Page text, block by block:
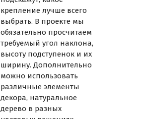
крепление лучше всего
выбрать. В проекте мы
обязательно просчитаем
требуемый угол наклона,
высоту подступенок и их
ширину. Дополнительно
можно использовать
различные элементы
декора, натуральное
дерево в разных